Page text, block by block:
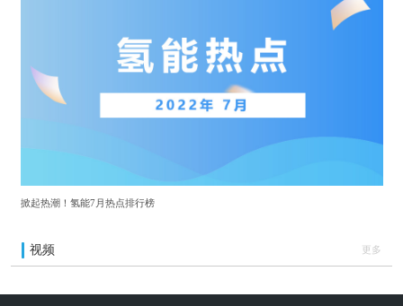
掀起热潮！氢能7月热点排行榜
视频 更多